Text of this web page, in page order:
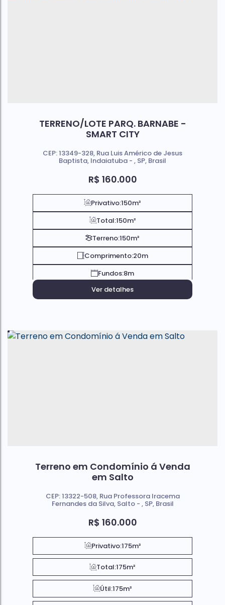
TERRENO/LOTE PARQ. BARNABE -
SMART CITY
R$ 160.000
CEP: 13349-328, Rua Luis Américo de Jesus
Baptista, Indaiatuba , SP, Brasil
Privativo:150m²
Total:150m²
Terreno:150m²
Comprimento:20m
Fundos:8m
Ver detalhes
Terreno em Condomínio á Venda
em Salto
R$ 160.000
CEP: 13322-508, Rua Professora Iracema
Fernandes da Silva, Salto , SP, Brasil
Privativo:175m²
Total:175m²
Útil:175m²